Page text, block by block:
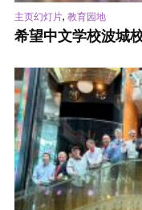
主页幻灯片, 教育园地
希望中文学校波城